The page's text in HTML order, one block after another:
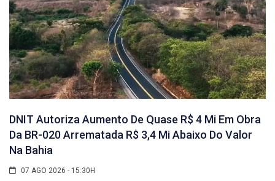
DNIT Autoriza Aumento De Quase R$ 4 Mi Em Obra
Da BR-020 Arrematada R$ 3,4 Mi Abaixo Do Valor
Na Bahia
07 AGO 2026 - 15:30H